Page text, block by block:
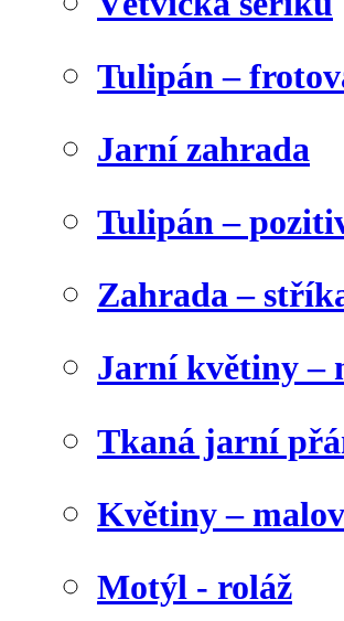
Tulipán –
Jarní zahrada
Tulipán –
Zahrada –
Jarní květiny –
Tkaná jarní
Květiny –
Motýl - roláž